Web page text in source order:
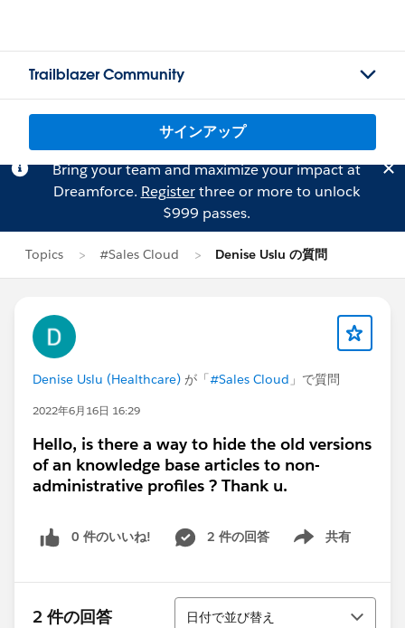
Trailblazer Community
サインアップ
Bring your team and maximize your impact at
Dreamforce. Registerthree or more to unlock
$999 passes.
Topics #Sales Cloud Denise Uslu の質問
Denise Uslu (Healthcare) が「#Sales Cloud 」で質問
2022年6月16日 16:29
Hello, is there a way to hide the old versions
of an knowledge base articles to non-
administrative profiles ? Thank u.
0 件のいいね! 2 件の回答 共有
Show menu
2 件の回答
並び替え
日付で並び替え